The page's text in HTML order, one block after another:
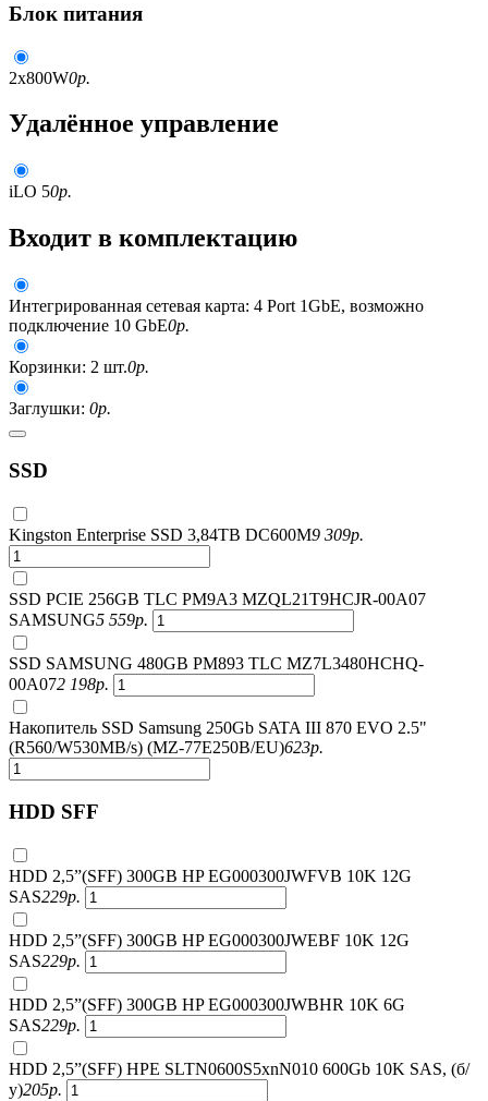
Блок питания
2x800W0р.
Удалённое управление
iLO 50р.
Входит в комплектацию
Интегрированная сетевая карта: 4 Port 1GbE, возможно
подключение 10 GbE0р.
Корзинки: 2 шт.0р.
Заглушки: 0р.
SSD
Kingston Enterprise SSD 3,84TB DC600M9 309р.
SSD PCIE 256GB TLC PM9A3 MZQL21T9HCJR-00A07
SAMSUNG5 559р.
SSD SAMSUNG 480GB PM893 TLC MZ7L3480HCHQ-
00A072 198р.
Накопитель SSD Samsung 250Gb SATA III 870 EVO 2.5"
(R560/W530MB/s) (MZ-77E250B/EU)623р.
HDD SFF
HDD 2,5”(SFF) 300GB HP EG000300JWFVB 10K 12G
SAS229р.
HDD 2,5”(SFF) 300GB HP EG000300JWEBF 10K 12G
SAS229р.
HDD 2,5”(SFF) 300GB HP EG000300JWBHR 10K 6G
SAS229р.
HDD 2,5”(SFF) HPE SLTN0600S5xnN010 600Gb 10K SAS, (б/
у)205р.